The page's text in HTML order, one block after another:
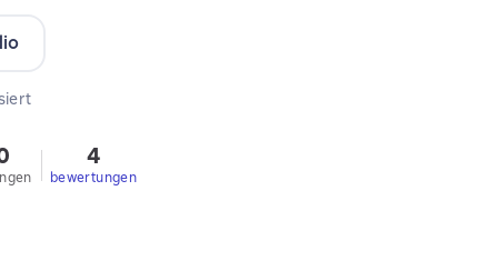
4
bewertungen